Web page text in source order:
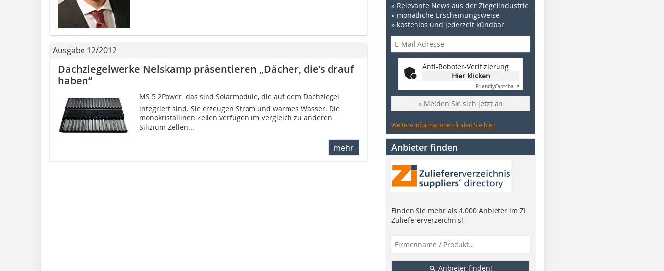
Ausgabe 12/2012
Dachziegelwerke Nelskamp präsentieren „Dächer, die’s drauf
haben“
MS 5 2Power  das sind Solarmodule, die auf dem Dachziegel
integriert sind. Sie erzeugen Strom und warmes Wasser. Die
monokristallinen Zellen verfügen im Vergleich zu anderen
Silizium-Zellen...
mehr
» Relevante News aus der Ziegelindustrie
» monatliche Erscheinungsweise
» kostenlos und jederzeit kündbar
Anti-Roboter-Verifizierung
Hier klicken
FriendlyCaptcha ⇗
» Melden Sie sich jetzt an
Weitere Informationen finden Sie hier
Anbieter finden
Finden Sie mehr als 4.000 Anbieter im ZI
Zuliefererverzeichnis!
Anbieter finden!